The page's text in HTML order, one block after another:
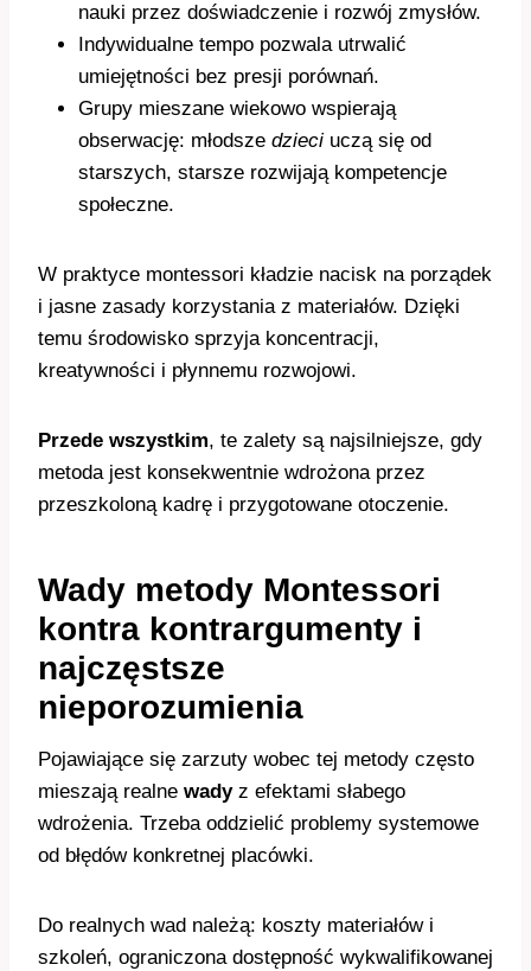
nauki przez doświadczenie i rozwój zmysłów.
Indywidualne tempo pozwala utrwalić
umiejętności bez presji porównań.
Grupy mieszane wiekowo wspierają
obserwację: młodsze dzieci uczą się od
starszych, starsze rozwijają kompetencje
społeczne.
W praktyce montessori kładzie nacisk na porządek
i jasne zasady korzystania z materiałów. Dzięki
temu środowisko sprzyja koncentracji,
kreatywności i płynnemu rozwojowi.
Przede wszystkim, te zalety są najsilniejsze, gdy
metoda jest konsekwentnie wdrożona przez
przeszkoloną kadrę i przygotowane otoczenie.
Wady metody Montessori
kontra kontrargumenty i
najczęstsze
nieporozumienia
Pojawiające się zarzuty wobec tej metody często
mieszają realne wadyz efektami słabego
wdrożenia. Trzeba oddzielić problemy systemowe
od błędów konkretnej placówki.
Do realnych wad należą: koszty materiałów i
szkoleń, ograniczona dostępność wykwalifikowanej